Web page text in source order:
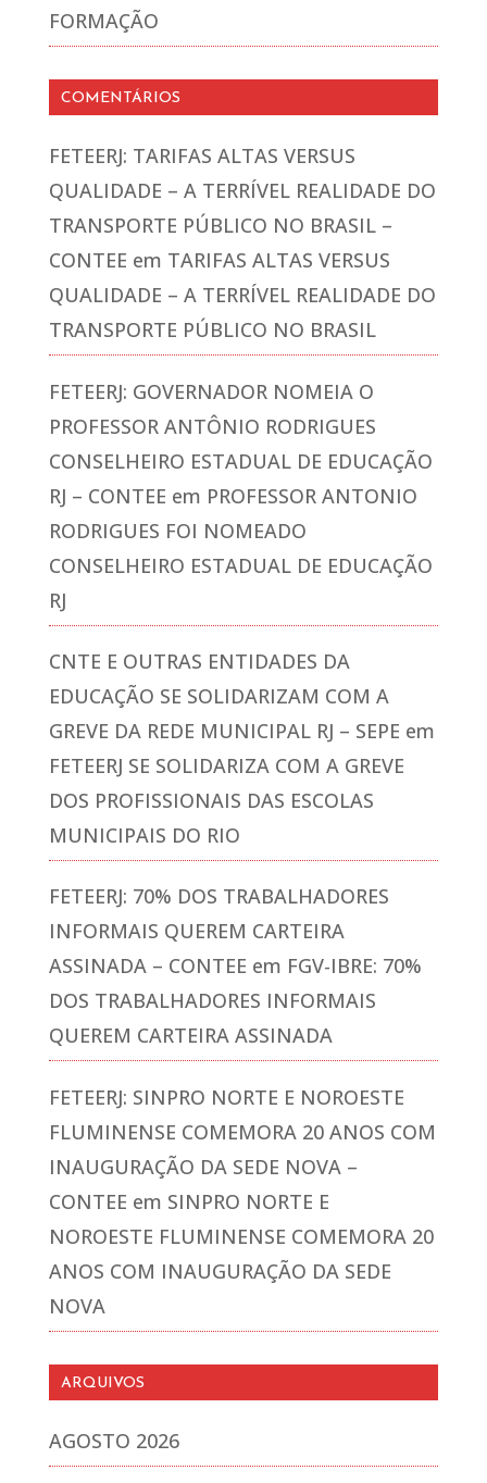
FORMAÇÃO
COMENTÁRIOS
FETEERJ: TARIFAS ALTAS VERSUS
QUALIDADE – A TERRÍVEL REALIDADE DO
TRANSPORTE PÚBLICO NO BRASIL –
CONTEE em TARIFAS ALTAS VERSUS
QUALIDADE – A TERRÍVEL REALIDADE DO
TRANSPORTE PÚBLICO NO BRASIL
FETEERJ: GOVERNADOR NOMEIA O
PROFESSOR ANTÔNIO RODRIGUES
CONSELHEIRO ESTADUAL DE EDUCAÇÃO
RJ – CONTEE em PROFESSOR ANTONIO
RODRIGUES FOI NOMEADO
CONSELHEIRO ESTADUAL DE EDUCAÇÃO
RJ
CNTE E OUTRAS ENTIDADES DA
EDUCAÇÃO SE SOLIDARIZAM COM A
GREVE DA REDE MUNICIPAL RJ – SEPE em
FETEERJ SE SOLIDARIZA COM A GREVE
DOS PROFISSIONAIS DAS ESCOLAS
MUNICIPAIS DO RIO
FETEERJ: 70% DOS TRABALHADORES
INFORMAIS QUEREM CARTEIRA
ASSINADA – CONTEE em FGV-IBRE: 70%
DOS TRABALHADORES INFORMAIS
QUEREM CARTEIRA ASSINADA
FETEERJ: SINPRO NORTE E NOROESTE
FLUMINENSE COMEMORA 20 ANOS COM
INAUGURAÇÃO DA SEDE NOVA –
CONTEE em SINPRO NORTE E
NOROESTE FLUMINENSE COMEMORA 20
ANOS COM INAUGURAÇÃO DA SEDE
NOVA
ARQUIVOS
AGOSTO 2026